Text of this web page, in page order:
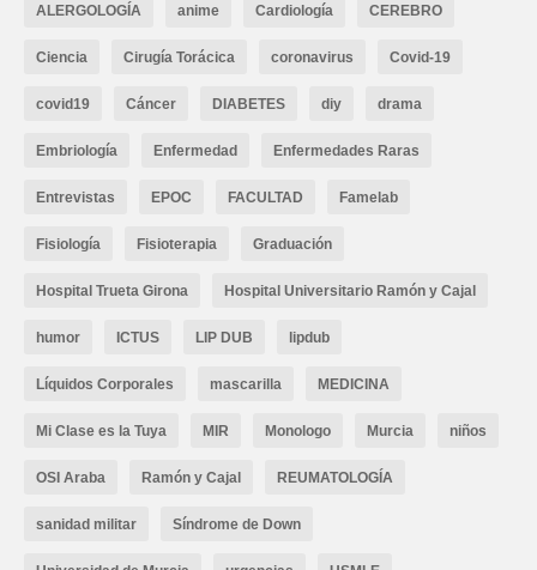
ALERGOLOGÍA anime Cardiología CEREBRO
Ciencia Cirugía Torácica coronavirus Covid-19
covid19 Cáncer DIABETES diy drama
Embriología Enfermedad Enfermedades Raras
Entrevistas EPOC FACULTAD Famelab
Fisiología Fisioterapia Graduación
Hospital Trueta Girona Hospital Universitario Ramón y Cajal
humor ICTUS LIP DUB lipdub
Líquidos Corporales mascarilla MEDICINA
Mi Clase es la Tuya MIR Monologo Murcia niños
OSI Araba Ramón y Cajal REUMATOLOGÍA
sanidad militar Síndrome de Down